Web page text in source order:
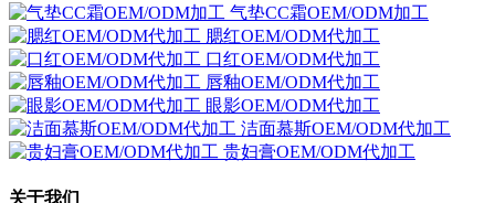
气垫CC霜OEM/ODM加工
腮红OEM/ODM代加工
口红OEM/ODM代加工
唇釉OEM/ODM代加工
眼影OEM/ODM代加工
洁面慕斯OEM/ODM代加工
贵妇膏OEM/ODM代加工
关于我们